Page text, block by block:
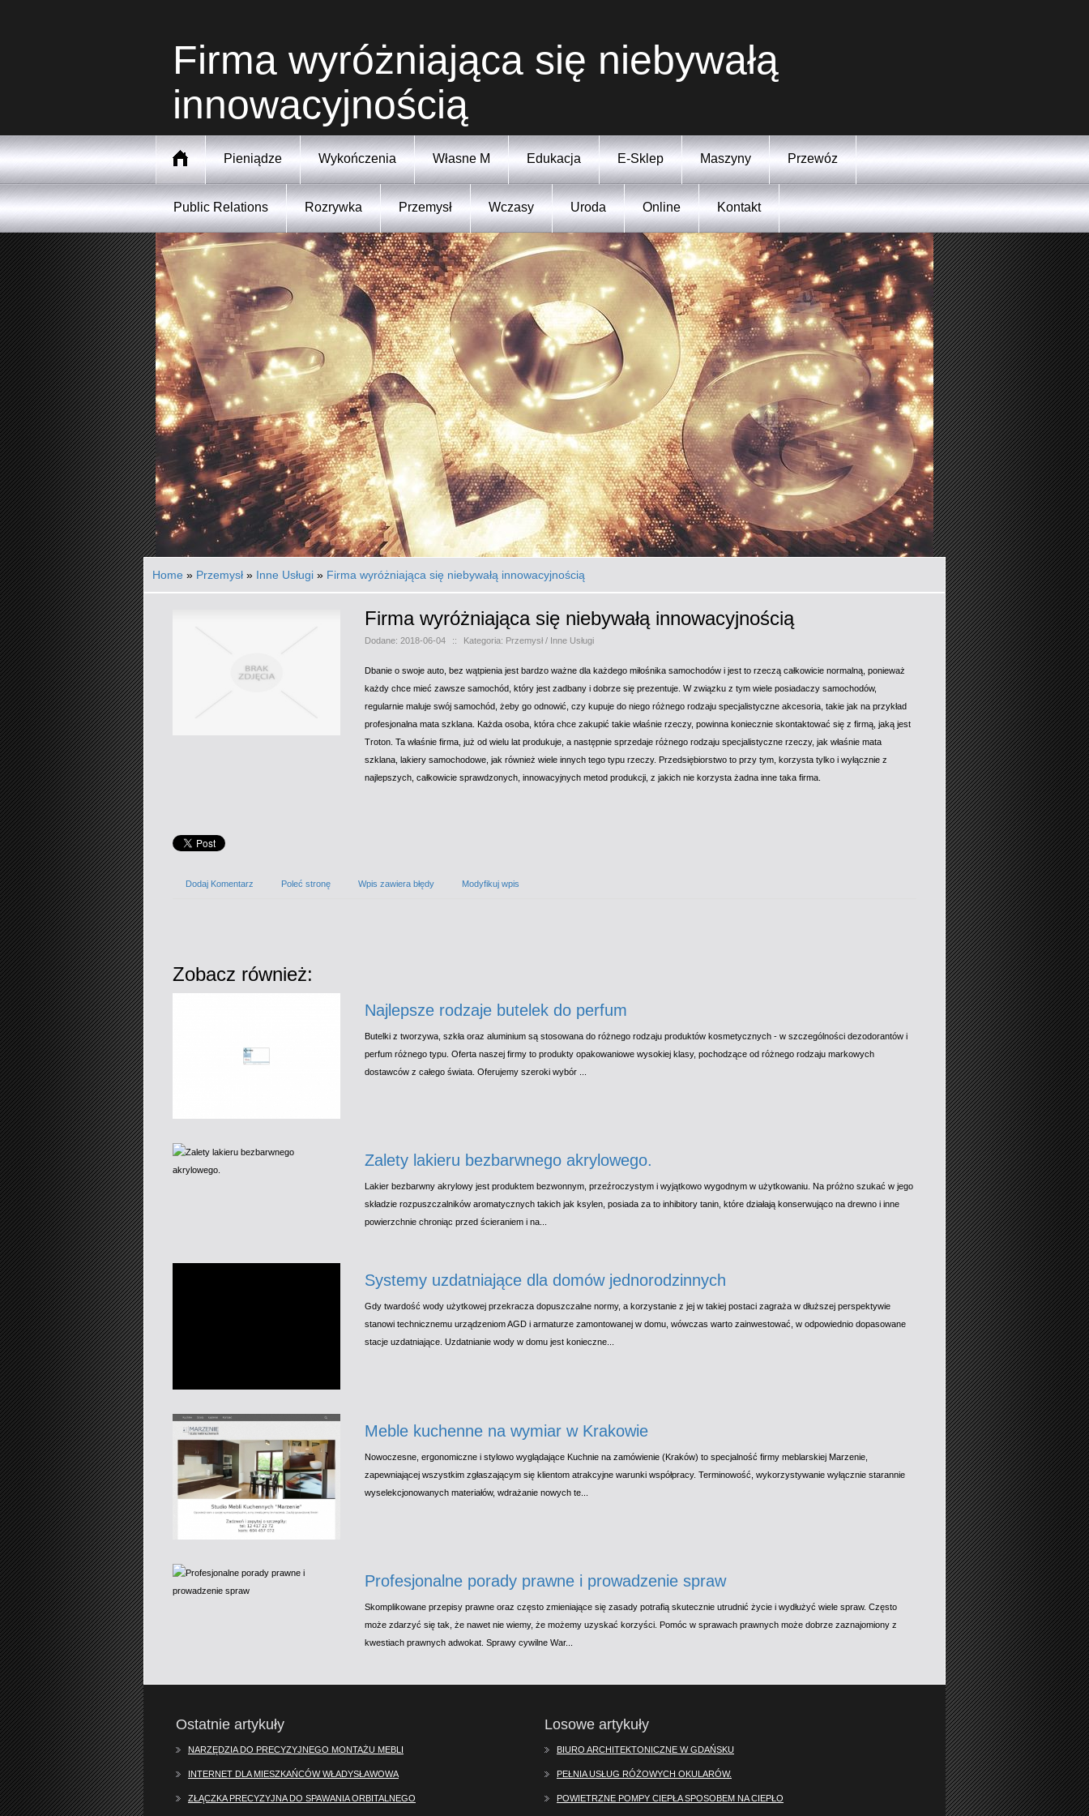
Firma wyróżniająca się niebywałą
innowacyjnością
Pieniądze Wykończenia Własne M Edukacja E-Sklep Maszyny Przewóz
Public Relations Rozrywka Przemysł Wczasy Uroda Online Kontakt
Home » Przemysł » Inne Usługi » Firma wyróżniająca się niebywałą innowacyjnością
Firma wyróżniająca się niebywałą innowacyjnością
Dodane: 2018-06-04 :: Kategoria: Przemysł / Inne Usługi
Dbanie o swoje auto, bez wątpienia jest bardzo ważne dla każdego miłośnika samochodów i jest to rzeczą całkowicie normalną, ponieważ
każdy chce mieć zawsze samochód, który jest zadbany i dobrze się prezentuje. W związku z tym wiele posiadaczy samochodów,
regularnie maluje swój samochód, żeby go odnowić, czy kupuje do niego różnego rodzaju specjalistyczne akcesoria, takie jak na przykład
profesjonalna mata szklana. Każda osoba, która chce zakupić takie właśnie rzeczy, powinna koniecznie skontaktować się z firmą, jaką jest
Troton. Ta właśnie firma, już od wielu lat produkuje, a następnie sprzedaje różnego rodzaju specjalistyczne rzeczy, jak właśnie mata
szklana, lakiery samochodowe, jak również wiele innych tego typu rzeczy. Przedsiębiorstwo to przy tym, korzysta tylko i wyłącznie z
najlepszych, całkowicie sprawdzonych, innowacyjnych metod produkcji, z jakich nie korzysta żadna inne taka firma.
Dodaj Komentarz Poleć stronę Wpis zawiera błędy Modyfikuj wpis
Zobacz również:
Najlepsze rodzaje butelek do perfum
Butelki z tworzywa, szkła oraz aluminium są stosowana do różnego rodzaju produktów kosmetycznych - w szczególności dezodorantów i
perfum różnego typu. Oferta naszej firmy to produkty opakowaniowe wysokiej klasy, pochodzące od różnego rodzaju markowych
dostawców z całego świata. Oferujemy szeroki wybór ...
Zalety lakieru bezbarwnego akrylowego.
Lakier bezbarwny akrylowy jest produktem bezwonnym, przeźroczystym i wyjątkowo wygodnym w użytkowaniu. Na próżno szukać w jego
składzie rozpuszczalników aromatycznych takich jak ksylen, posiada za to inhibitory tanin, które działają konserwująco na drewno i inne
powierzchnie chroniąc przed ścieraniem i na...
Systemy uzdatniające dla domów jednorodzinnych
Gdy twardość wody użytkowej przekracza dopuszczalne normy, a korzystanie z jej w takiej postaci zagraża w dłuższej perspektywie
stanowi technicznemu urządzeniom AGD i armaturze zamontowanej w domu, wówczas warto zainwestować, w odpowiednio dopasowane
stacje uzdatniające. Uzdatnianie wody w domu jest konieczne...
Meble kuchenne na wymiar w Krakowie
Nowoczesne, ergonomiczne i stylowo wyglądające Kuchnie na zamówienie (Kraków) to specjalność firmy meblarskiej Marzenie,
zapewniającej wszystkim zgłaszającym się klientom atrakcyjne warunki współpracy. Terminowość, wykorzystywanie wyłącznie starannie
wyselekcjonowanych materiałów, wdrażanie nowych te...
Profesjonalne porady prawne i prowadzenie spraw
Skomplikowane przepisy prawne oraz często zmieniające się zasady potrafią skutecznie utrudnić życie i wydłużyć wiele spraw. Często
może zdarzyć się tak, że nawet nie wiemy, że możemy uzyskać korzyści. Pomóc w sprawach prawnych może dobrze zaznajomiony z
kwestiach prawnych adwokat. Sprawy cywilne War...
Ostatnie artykuły
NARZĘDZIA DO PRECYZYJNEGO MONTAŻU MEBLI
INTERNET DLA MIESZKAŃCÓW WŁADYSŁAWOWA
ZŁĄCZKA PRECYZYJNA DO SPAWANIA ORBITALNEGO
Losowe artykuły
BIURO ARCHITEKTONICZNE W GDAŃSKU
PEŁNIA USŁUG RÓŻOWYCH OKULARÓW.
POWIETRZNE POMPY CIEPŁA SPOSOBEM NA CIEPŁO